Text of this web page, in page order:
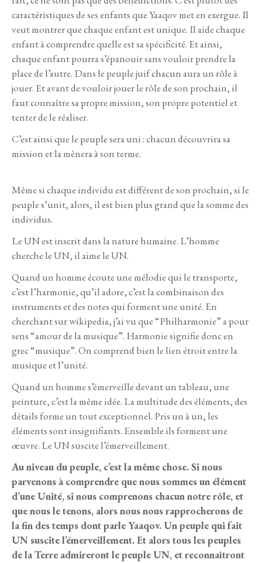
caractéristiques de ses enfants que Yaaqov met en exergue. Il
veut montrer que chaque enfant est unique. Il aide chaque
enfant à comprendre quelle est sa spécificité. Et ainsi,
chaque enfant pourra s’épanouir sans vouloir prendre la
place de l’autre. Dans le peuple juif chacun aura un rôle à
jouer. Et avant de vouloir jouer le rôle de son prochain, il
faut connaître sa propre mission, son propre potentiel et
tenter de le réaliser.
C’est ainsi que le peuple sera uni : chacun découvrira sa
mission et la mènera à son terme.
Même si chaque individu est différent de son prochain, si le
peuple s’unit, alors, il est bien plus grand que la somme des
individus.
Le UN est inscrit dans la nature humaine. L’homme
cherche le UN, il aime le UN.
Quand un homme écoute une mélodie qui le transporte,
c’est l’harmonie, qu’il adore, c’est la combinaison des
instruments et des notes qui forment une unité. En
cherchant sur wikipedia, j’ai vu que “Philharmonie” a pour
sens “amour de la musique”. Harmonie signifie donc en
grec “musique”. On comprend bien le lien étroit entre la
musique et l’unité.
Quand un homme s’émerveille devant un tableau, une
peinture, c’est la même idée. La multitude des éléments, des
détails forme un tout exceptionnel. Pris un à un, les
éléments sont insignifiants. Ensemble ils forment une
œuvre. Le UN suscite l’émerveillement.
Au niveau du peuple, c’est la même chose. Si nous
parvenons à comprendre que nous sommes un élément
d’une Unité, si nous comprenons chacun notre rôle, et
que nous le tenons, alors nous nous rapprocherons de
la fin des temps dont parle Yaaqov. Un peuple qui fait
UN suscite l’émerveillement. Et alors tous les peuples
de la Terre admireront le peuple UN, et reconnaîtront